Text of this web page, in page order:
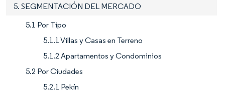
5. SEGMENTACIÓN DEL MERCADO
5.1 Por Tipo
5.1.1 Villas y Casas en Terreno
5.1.2 Apartamentos y Condominios
5.2 Por Ciudades
5.2.1 Pekín